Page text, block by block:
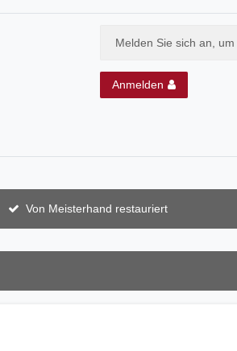
Melden Sie sich an,
Anmelden
Von Meisterhand restauriert